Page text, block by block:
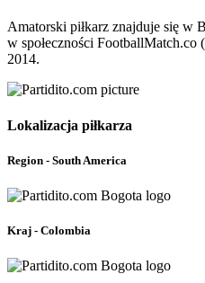
Amatorski piłkarz znajduje się w
w społeczności FootballMatch.co
2014.
Lokalizacja piłkarza
Region - South America
Kraj - Colombia